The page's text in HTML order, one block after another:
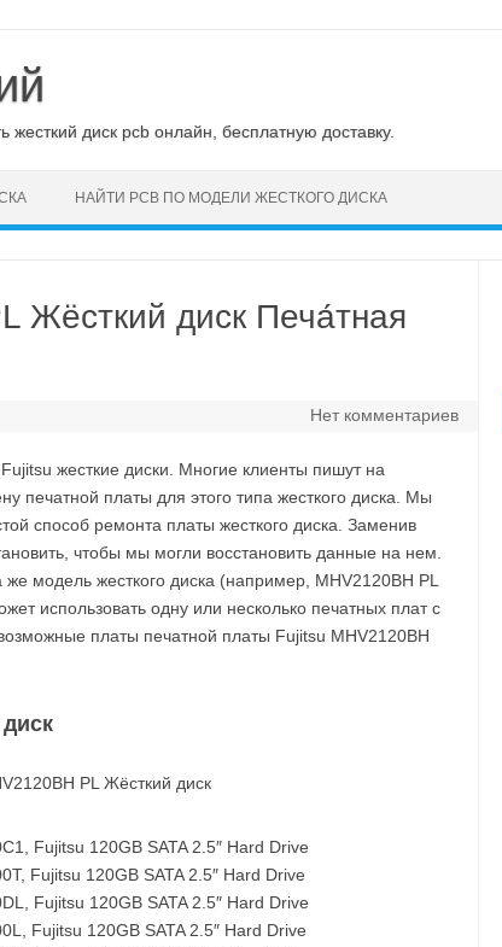
диск pcb онлайн, бесплатную доставку.
НАЙТИ PCB ПО МОДЕЛИ ЖЕСТКОГО ДИСКА
Жёсткий диск Печа́тная
Нет комментариев
жесткие диски. Многие клиенты пишут на
печатной платы для этого типа жесткого диска. Мы
способ ремонта платы жесткого диска. Заменив
чтобы мы могли восстановить данные на нем.
модель жесткого диска (например, MHV2120BH PL
использовать одну или несколько печатных плат с
платы печатной платы Fujitsu MHV2120BH
Fujitsu 120GB SATA 2.5″ Hard Drive
Fujitsu 120GB SATA 2.5″ Hard Drive
Fujitsu 120GB SATA 2.5″ Hard Drive
Fujitsu 120GB SATA 2.5″ Hard Drive